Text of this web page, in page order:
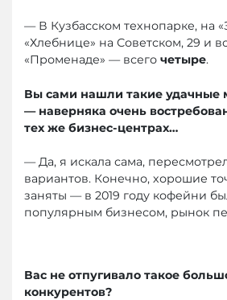
— В Кузбасском технопарке, на
«Хлебнице» на Советском, 29 и
«Променаде» — всего четыре.
Вы сами нашли такие удачные
— наверняка очень
тех же бизнес-центрах…
— Да, я искала сама,
вариантов. Конечно, хорошие
заняты — в 2019 году кофейни
популярным бизнесом, рынок
Вас не отпугивало такое
конкурентов?